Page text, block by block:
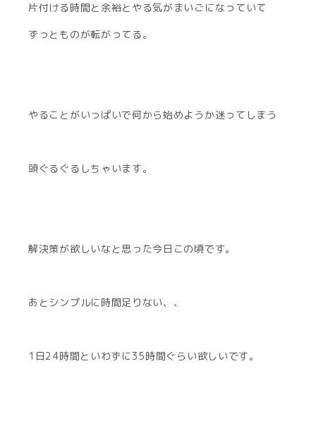
片付ける時間と余裕とやる気がまいごになっていて
ずっとものが転がってる。
やることがいっぱいで何から始めようか迷ってしまう
頭ぐるぐるしちゃいます。
解決策が欲しいなと思った今日この頃です。
あとシンプルに時間足りない、、
1日24時間といわずに35時間ぐらい欲しいです。